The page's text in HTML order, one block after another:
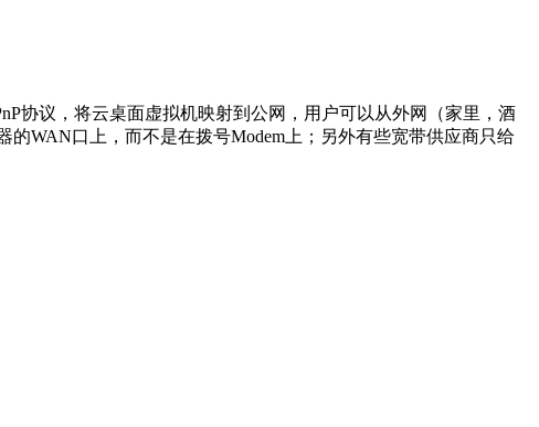
协议，将云桌面虚拟机映射到公网，用户可以从外网（家里，酒
WAN口上，而不是在拨号Modem上；另外有些宽带供应商只给